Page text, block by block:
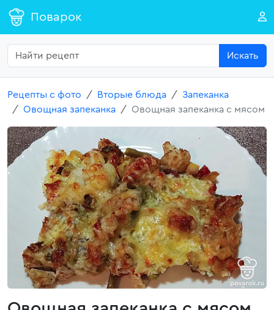
Поварок
Искать
Рецепты с фото Вторые блюда
Запеканка
Овощная запеканка
Овощная запеканка с мясом